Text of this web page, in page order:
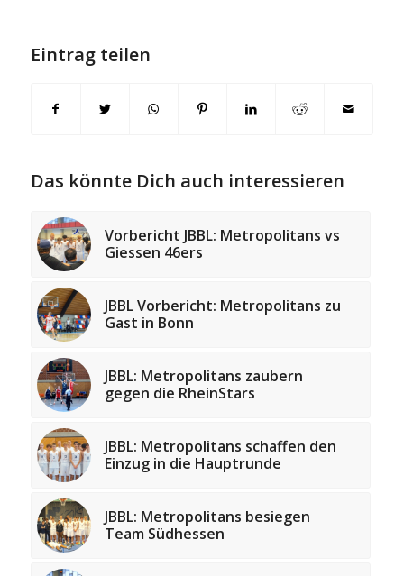
Eintrag teilen
Das könnte Dich auch interessieren
Vorbericht JBBL: Metropolitans vs
Giessen 46ers
JBBL Vorbericht: Metropolitans zu
Gast in Bonn
JBBL: Metropolitans zaubern
gegen die RheinStars
JBBL: Metropolitans schaffen den
Einzug in die Hauptrunde
JBBL: Metropolitans besiegen
Team Südhessen